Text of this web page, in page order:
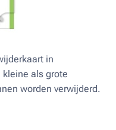
in
als grote
worden verwijderd.